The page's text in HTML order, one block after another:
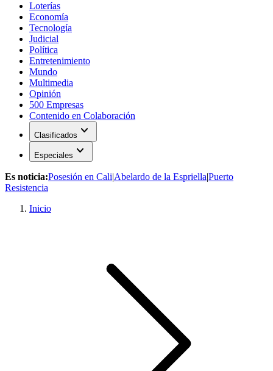
Loterías
Economía
Tecnología
Judicial
Política
Entretenimiento
Mundo
Multimedia
Opinión
500 Empresas
Contenido en Colaboración
Clasificados expand_more
Especiales expand_more
Es noticia:Posesión en Cali|Abelardo de la Espriella|Puerto
Resistencia
Inicio